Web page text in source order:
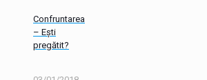
Confruntarea
– Ești
pregătit?